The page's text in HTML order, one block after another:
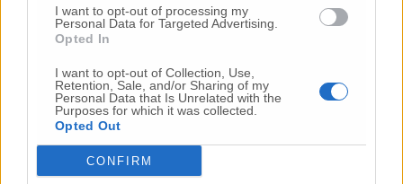
I want to opt-out of processing my
Personal Data for Targeted Advertising.
Opted In
I want to opt-out of Collection, Use,
Retention, Sale, and/or Sharing of my
Personal Data that Is Unrelated with the
Purposes for which it was collected.
Opted Out
CONFIRM
Commenta
Commenta l'articolo
Gli articoli più letti